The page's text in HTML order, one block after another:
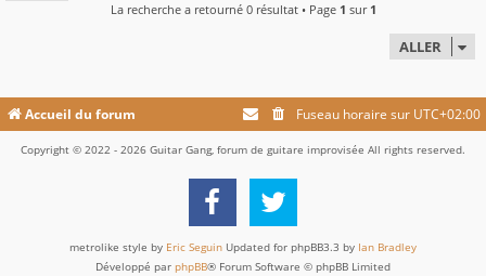
La recherche a retourné 0 résultat • Page 1 sur 1
ALLER
Accueil du forum Fuseau horaire sur UTC+02:00
Copyright © 2022 - 2026 Guitar Gang, forum de guitare improvisée All rights reserved.
metrolike style by Eric Seguin Updated for phpBB3.3 by Ian Bradley
Développé par phpBB® Forum Software © phpBB Limited